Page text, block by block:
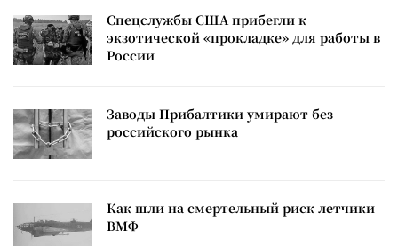
Спецслужбы США прибегли к
экзотической «прокладке» для работы в
России
Заводы Прибалтики умирают без
российского рынка
Как шли на смертельный риск летчики
ВМФ